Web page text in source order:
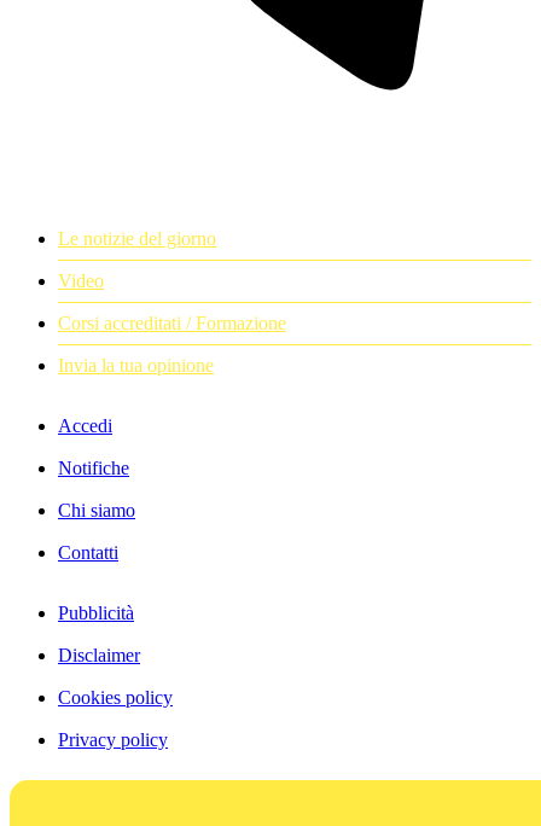
Le notizie del giorno
Video
Corsi accreditati / Formazione
Invia la tua opinione
Accedi
Notifiche
Chi siamo
Contatti
Pubblicità
Disclaimer
Cookies policy
Privacy policy